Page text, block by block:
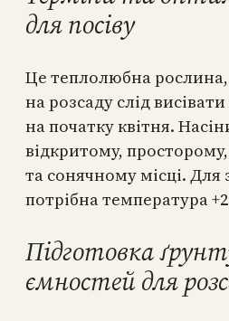
для посіву
Це теплолюбна
на розсаду слід
на початку квітня.
відкритому,
та сонячному місці. Для
потрібна температура
Підготовка
ємностей для